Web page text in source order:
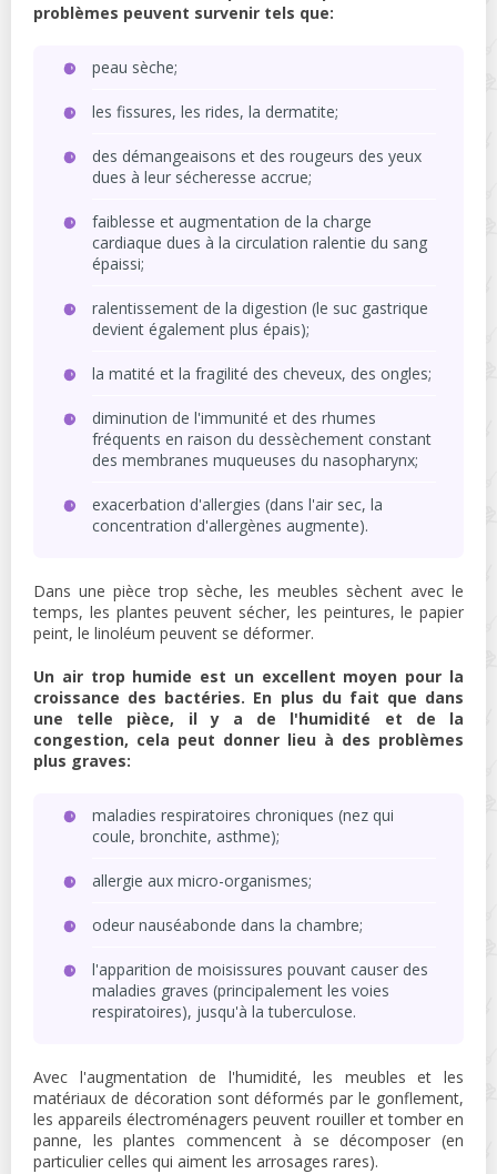
problèmes peuvent survenir tels que:
peau sèche;
les fissures, les rides, la dermatite;
des démangeaisons et des rougeurs des yeux
dues à leur sécheresse accrue;
faiblesse et augmentation de la charge
cardiaque dues à la circulation ralentie du sang
épaissi;
ralentissement de la digestion (le suc gastrique
devient également plus épais);
la matité et la fragilité des cheveux, des ongles;
diminution de l'immunité et des rhumes
fréquents en raison du dessèchement constant
des membranes muqueuses du nasopharynx;
exacerbation d'allergies (dans l'air sec, la
concentration d'allergènes augmente).
Dans une pièce trop sèche, les meubles sèchent avec le
temps, les plantes peuvent sécher, les peintures, le papier
peint, le linoléum peuvent se déformer.
Un air trop humide est un excellent moyen pour la
croissance des bactéries. En plus du fait que dans
une telle pièce, il y a de l'humidité et de la
congestion, cela peut donner lieu à des problèmes
plus graves:
maladies respiratoires chroniques (nez qui
coule, bronchite, asthme);
allergie aux micro-organismes;
odeur nauséabonde dans la chambre;
l'apparition de moisissures pouvant causer des
maladies graves (principalement les voies
respiratoires), jusqu'à la tuberculose.
Avec l'augmentation de l'humidité, les meubles et les
matériaux de décoration sont déformés par le gonflement,
les appareils électroménagers peuvent rouiller et tomber en
panne, les plantes commencent à se décomposer (en
particulier celles qui aiment les arrosages rares).